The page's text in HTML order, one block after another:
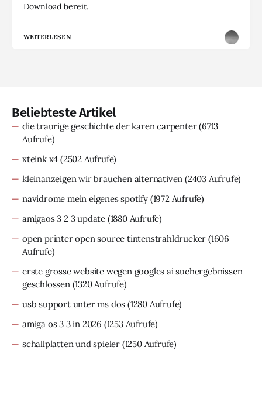
Download bereit.
WEITERLESEN
Beliebteste Artikel
die traurige geschichte der karen carpenter(6713
Aufrufe)
xteink x4 (2502 Aufrufe)
kleinanzeigen wir brauchen alternativen (2403 Aufrufe)
navidrome mein eigenes spotify (1972 Aufrufe)
amigaos 3 2 3 update (1880 Aufrufe)
open printer open source tintenstrahldrucker (1606
Aufrufe)
erste grosse website wegen googles ai suchergebnissen
geschlossen(1320 Aufrufe)
usb support unter ms dos (1280 Aufrufe)
amiga os 3 3 in 2026 (1253 Aufrufe)
schallplatten und spieler (1250 Aufrufe)